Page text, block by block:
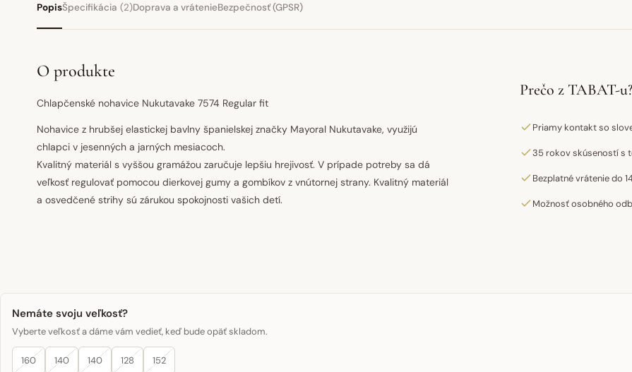
PopisŠpecifikácia (2)Doprava a vrátenieBezpečnosť (GPSR)
O produkte
Chlapčenské nohavice Nukutavake 7574 Regular fit
Nohavice z hrubšej elastickej bavlny španielskej značky Mayoral Nukutavake, využijú
chlapci v jesenných a jarných mesiacoch.
Kvalitný materiál s vyššou gramážou zaručuje lepšiu hrejivosť. V prípade potreby sa dá
veľkosť regulovať pomocou dierkovej gumy a gombíkov z vnútornej strany. Kvalitný materiál
a osvedčené strihy sú zárukou spokojnosti vašich detí.
Prečo z TABAT-u?
Priamy kontakt so
35 rokov skúseností s
Bezplatné vrátenie do
Možnosť osobného
Nemáte svoju veľkosť?
Vyberte veľkosť a dáme vám vedieť, keď bude opäť skladom.
160 140 140 128 152